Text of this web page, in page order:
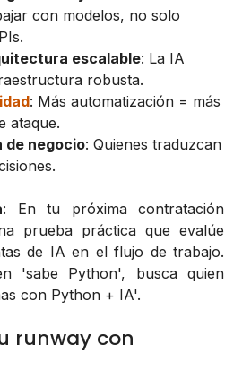
con modelos, no solo
escalable: La IA
robusta.
: Más automatización = más
ataque.
de negocio: Quienes traduzcan
: En tu próxima contratación
prueba práctica que evalúe
de IA en el flujo de trabajo.
'sabe Python', busca quien
con Python + IA'.
runway con